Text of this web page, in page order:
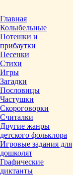
Главная
Колыбельные
Потешки и
прибаутки
Песенки
Стихи
Игры
Загадки
Пословицы
Частушки
Скороговорки
Считалки
Другие жанры
детского фольклора
Игровые задания для
дошколят
Графические
диктанты